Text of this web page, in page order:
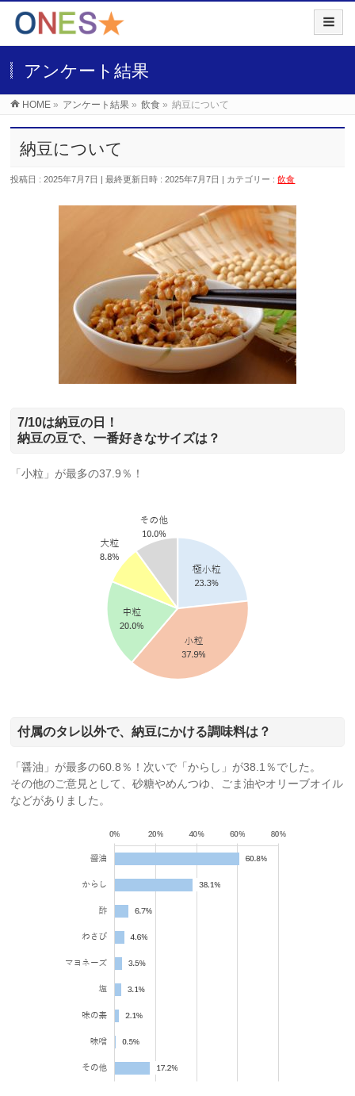
アンケート結果
HOME » アンケート結果 » 飲食 » 納豆について
納豆について
投稿日 : 2025年7月7日 最終更新日時 : 2025年7月7日 カテゴリー :飲食
7/10は納豆の日！
納豆の豆で、一番好きなサイズは？
「小粒」が最多の37.9％！
付属のタレ以外で、納豆にかける調味料は？
「醤油」が最多の60.8％！次いで「からし」が38.1％でした。
その他のご意見として、砂糖やめんつゆ、ごま油やオリーブオイル
などがありました。